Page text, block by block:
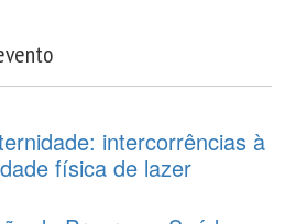
intercorrências à
física de lazer